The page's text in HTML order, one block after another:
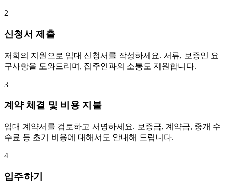
2
신청서 제출
저희의 지원으로 임대 신청서를 작성하세요. 서류, 보증인 요
구사항을 도와드리며, 집주인과의 소통도 지원합니다.
3
계약 체결 및 비용 지불
임대 계약서를 검토하고 서명하세요. 보증금, 계약금, 중개 수
수료 등 초기 비용에 대해서도 안내해 드립니다.
4
입주하기